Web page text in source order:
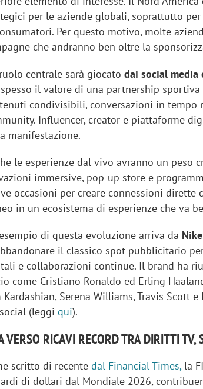
per le aziende globali, soprattutto
Per questo motivo, molte
che andranno ben oltre la
centrale sarà giocatodai social media
il valore di una partnership
condivisibili, conversazioni in tempo
Influencer, creator e piattaforme
manifestazione.
le esperienze dal vivo avranno un peso
immersive, pop-up store e
occasioni per creare connessioni
in un ecosistema di esperienze che va
di questa evoluzione arriva da Nike
il classico spot pubblicitario
e collaborazioni continue. Il brand ha
come Cristiano Ronaldo ed Erling
Kardashian, Serena Williams, Travis Scott
(leggiqui).
VERSO RICAVI RECORD TRA DIRITTI
scritto di recentedal Financial Times,la
di dollari dal Mondiale 2026,